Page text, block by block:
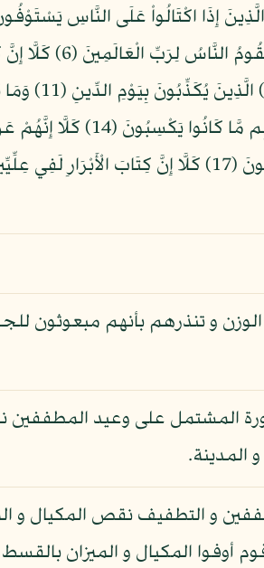
و تنذرهم بأنهم مبعوثون
المشتمل على وعيد المطففين
المدينة.
و التطفيف نقص المكيال و
المكيال و الميزان بالقسط